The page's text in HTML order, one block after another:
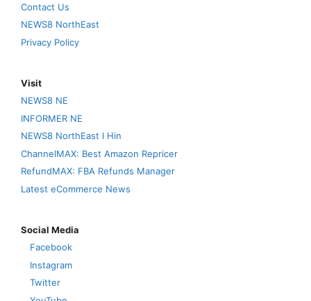
Contact Us
NEWS8 NorthEast
Privacy Policy
Visit
NEWS8 NE
INFORMER NE
NEWS8 NorthEast I Hin
ChannelMAX: Best Amazon Repricer
RefundMAX: FBA Refunds Manager
Latest eCommerce News
Social Media
Facebook
Instagram
Twitter